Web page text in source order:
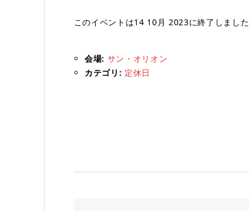
このイベントは14 10月 2023に終了しました
会場: サン・オリオン
カテゴリ: 定休日